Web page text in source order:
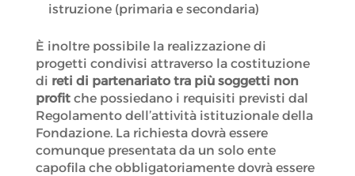
istruzione (primaria e secondaria)
È inoltre possibile la realizzazione di
progetti condivisi attraverso la costituzione
di reti di partenariato tra più soggetti non
profitche possiedano i requisiti previsti dal
Regolamento dell’attività istituzionale della
Fondazione. La richiesta dovrà essere
comunque presentata da un solo ente
capofila che obbligatoriamente dovrà essere